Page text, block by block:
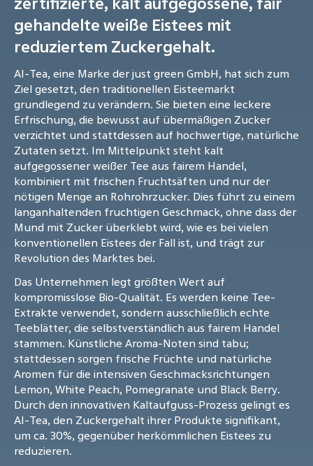
gehandelte weiße Eistees mit
reduziertem Zuckergehalt.
AI-Tea, eine Marke der just green GmbH, hat sich zum
Ziel gesetzt, den traditionellen Eisteemarkt
grundlegend zu verändern. Sie bieten eine leckere
Erfrischung, die bewusst auf übermäßigen Zucker
verzichtet und stattdessen auf hochwertige, natürliche
Zutaten setzt. Im Mittelpunkt steht kalt
aufgegossener weißer Tee aus fairem Handel,
kombiniert mit frischen Fruchtsäften und nur der
nötigen Menge an Rohrohrzucker. Dies führt zu einem
langanhaltenden fruchtigen Geschmack, ohne dass der
Mund mit Zucker überklebt wird, wie es bei vielen
konventionellen Eistees der Fall ist, und trägt zur
Revolution des Marktes bei.
Das Unternehmen legt größten Wert auf
kompromisslose Bio-Qualität. Es werden keine Tee-
Extrakte verwendet, sondern ausschließlich echte
Teeblätter, die selbstverständlich aus fairem Handel
stammen. Künstliche Aroma-Noten sind tabu;
stattdessen sorgen frische Früchte und natürliche
Aromen für die intensiven Geschmacksrichtungen
Lemon, White Peach, Pomegranate und Black Berry.
Durch den innovativen Kaltaufguss-Prozess gelingt es
AI-Tea, den Zuckergehalt ihrer Produkte signifikant,
um ca. 30%, gegenüber herkömmlichen Eistees zu
reduzieren.